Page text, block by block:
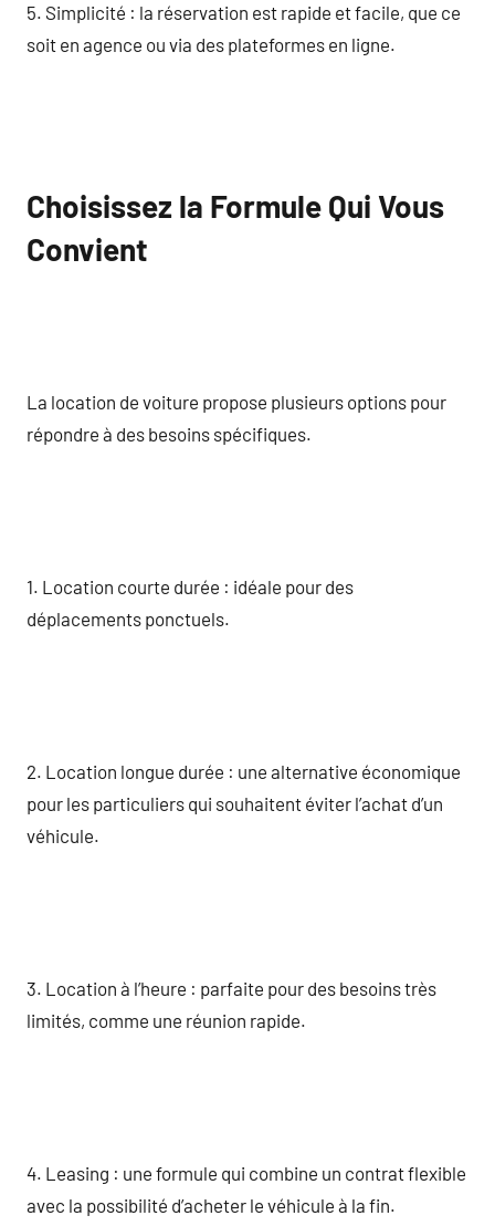
5. Simplicité : la réservation est rapide et facile, que ce
soit en agence ou via des plateformes en ligne.
Choisissez la Formule Qui Vous
Convient
La location de voiture propose plusieurs options pour
répondre à des besoins spécifiques.
1. Location courte durée : idéale pour des
déplacements ponctuels.
2. Location longue durée : une alternative économique
pour les particuliers qui souhaitent éviter l’achat d’un
véhicule.
3. Location à l’heure : parfaite pour des besoins très
limités, comme une réunion rapide.
4. Leasing : une formule qui combine un contrat flexible
avec la possibilité d’acheter le véhicule à la fin.